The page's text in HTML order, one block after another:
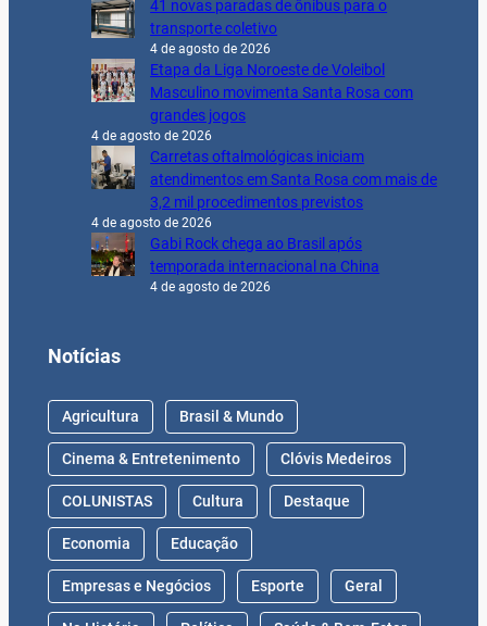
41 novas paradas de ônibus para o
transporte coletivo
4 de agosto de 2026
Etapa da Liga Noroeste de Voleibol
Masculino movimenta Santa Rosa com
grandes jogos
4 de agosto de 2026
Carretas oftalmológicas iniciam
atendimentos em Santa Rosa com mais de
3,2 mil procedimentos previstos
4 de agosto de 2026
Gabi Rock chega ao Brasil após
temporada internacional na China
4 de agosto de 2026
Notícias
Agricultura Brasil & Mundo
Cinema & Entretenimento Clóvis Medeiros
COLUNISTAS Cultura Destaque
Economia Educação
Empresas e Negócios Esporte Geral